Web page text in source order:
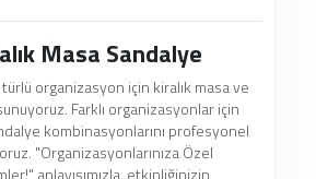
Masa Sandalye
organizasyon için kiralık masa ve
Farklı organizasyonlar için
kombinasyonlarını profesyonel
"Organizasyonlarınıza Özel
anlayışımızla, etkinliğinizin